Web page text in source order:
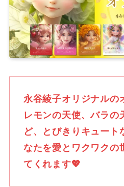
永谷綾子オリジナルの
レモンの天使、バラの
ど、とびきりキュート
なたを愛とワクワクの
てくれます💖